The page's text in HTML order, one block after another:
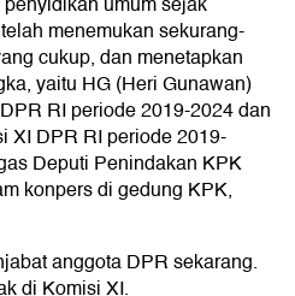
menemukan sekurang-
cukup, dan menetapkan
yaitu HG (Heri Gunawan)
RI periode 2019-2024 dan
XI DPR RI periode 2019-
Deputi Penindakan KPK
konpers di gedung KPK,
anggota DPR sekarang.
di Komisi XI.